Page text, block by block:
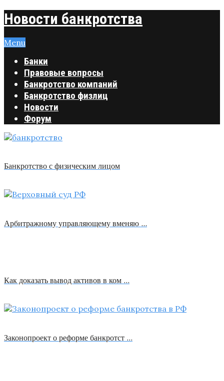
Новости банкротства
Menu
Банки
Правовые вопросы
Банкротство компаний
Банкротство физлиц
Новости
Форум
Банкротство с физическим лицом
Арбитражному управляющему вменяю …
Как доказать вывод активов в ком …
Законопроект о реформе банкротст …